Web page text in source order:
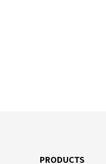
PRODUCTS